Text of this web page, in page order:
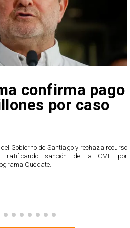
confirma pago
por caso
Gobierno de Santiago y rechaza recurso
ratificando sanción de la CMF por
Quédate.